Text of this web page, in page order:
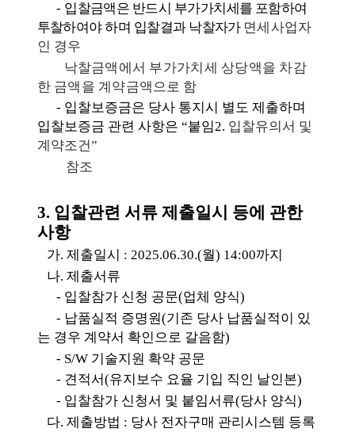
- 입찰금액은 반드시 부가가치세를 포함하여
투찰하여야 하며 입찰결과 낙찰자가 면세사업자
인 경우
낙찰금액에서 부가가치세 상당액을 차감
한 금액을 계약금액으로 함
- 입찰보증금은 당사 통지시 별도 제출하며
입찰보증금 관련 사항은 “붙임2. 입찰유의서 및
계약조건”
참조
3. 입찰관련 서류 제출일시 등에 관한
사항
가. 제출일시 : 2025.06.30.(월) 14:00까지
나. 제출서류
- 입찰참가 신청 공문(업체 양식)
- 납품실적 증명원(기존 당사 납품실적이 있
는 경우 계약서 확인으로 갈음함)
- S/W 기술지원 확약 공문
- 견적서(유지보수 요율 기입 직인 날인본)
- 입찰참가 신청서 및 붙임서류(당사 양식)
다. 제출방법 : 당사 전자구매 관리시스템 등록